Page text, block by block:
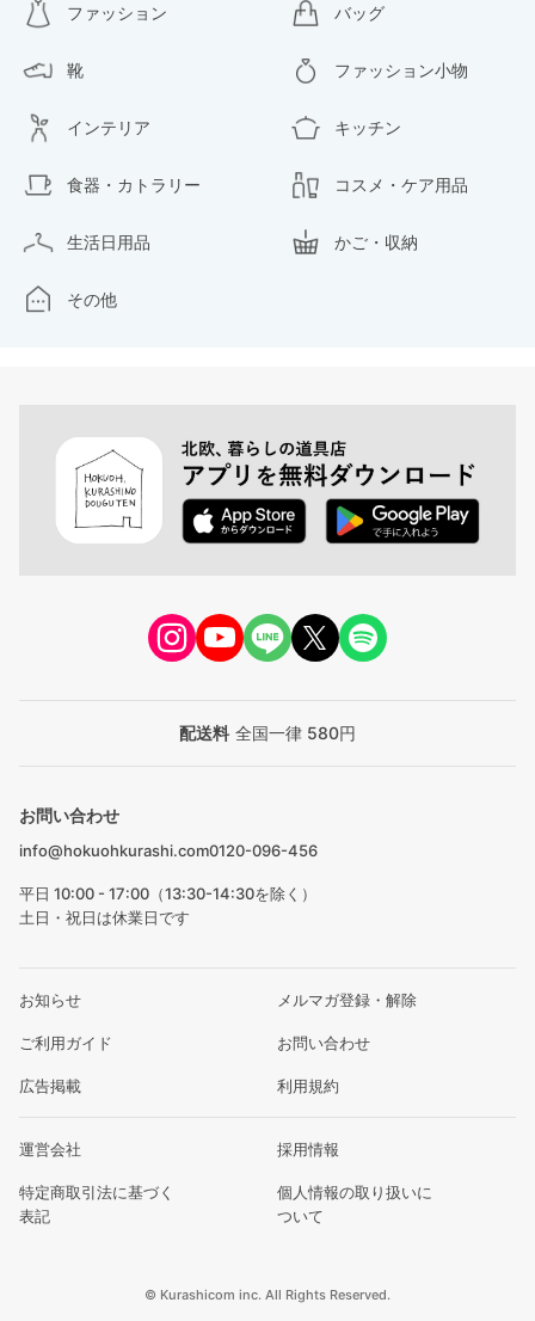
ファッション バッグ
靴 ファッション小物
インテリア キッチン
食器・カトラリー コスメ・ケア用品
生活日用品 かご・収納
その他
配送料 全国一律 580円
お問い合わせ
info@hokuohkurashi.com0120-096-456
平日 10:00 - 17:00（13:30-14:30を除く）
土日・祝日は休業日です
お知らせ メルマガ登録・解除
ご利用ガイド お問い合わせ
広告掲載 利用規約
運営会社 採用情報
特定商取引法に基づく
表記
個人情報の取り扱いに
ついて
© Kurashicom inc. All Rights Reserved.